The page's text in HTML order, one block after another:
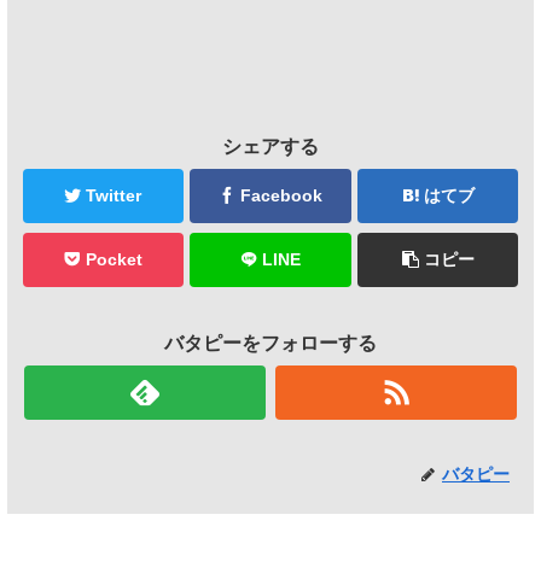
シェアする
Twitter Facebook はてブ
Pocket LINE コピー
バタピーをフォローする
バタピー